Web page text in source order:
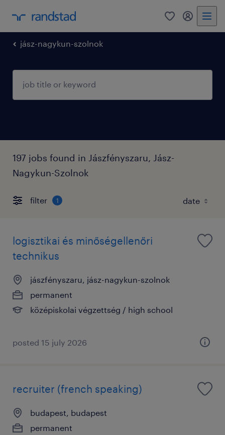
0 my
jász-nagykun-szolnok
197 jobs found in Jászfényszaru, Jász-
Nagykun-Szolnok
filter 1
logisztikai és minőségellenőri
technikus
jászfényszaru, jász-nagykun-szolnok
permanent
középiskolai végzettség / high school
posted 15 july 2026
recruiter (french speaking)
budapest, budapest
permanent